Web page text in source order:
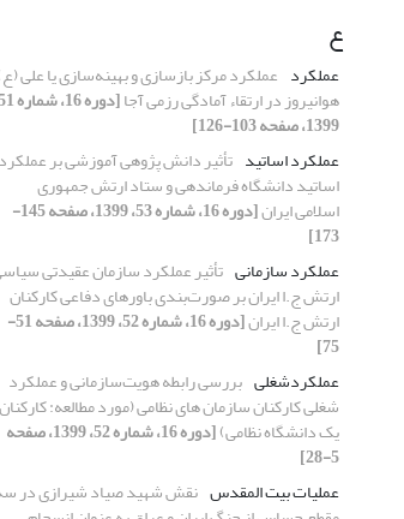
ع
عملکرد عملکرد مرکز بازسازی و بهینه‌سازی یا علی
هوانیروز در ارتقاء آمادگی رزمی آجا
1399، صفحه 103-126]
عملکرد اساتید تأثیر دانش‏ ‏پژوهی آموزشی بر عملکرد
اساتید دانشگاه فرماندهی و ستاد ارتش جمهوری
اسلامی ایران [دوره 16، شماره 53، 1399، صفحه 145-
173]
عملکرد سازمانی تأثیر عملکرد سازمان عقیدتی
ارتش ج.ا ایران بر صورت‌بندی باورهای دفاعی کارکنان
ارتش ج.ا ایران [دوره 16، شماره 52، 1399، صفحه 51-
75]
عملکردشغلی بررسی رابطه هویت‌سازمانی و عملکرد
شغلی کارکنان سازمان های نظامی (مورد مطالعه: کارکنان
یک دانشگاه نظامی) [دوره 16، شماره 52، 1399، صفحه
5-28]
عملیات بیت المقدس نقش شهید صیاد شیرازی در